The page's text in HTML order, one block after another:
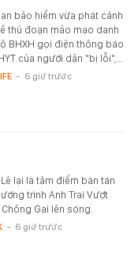
bảo hiểm vừa phát cảnh
thủ đoạn mảo mạo danh
BHXH gọi điện thông báo
của người dân "bị lỗi",…
- 6 giờ trước
lại là tâm điểm bàn tán
trình Anh Trai Vượt
Gai lên sóng.
- 6 giờ trước